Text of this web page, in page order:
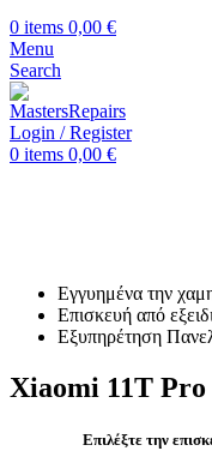
0 items 0,00 €
Menu
Search
Login / Register
0 items 0,00 €
Εγγυημένα την
Επισκευή από
Εξυπηρέτηση
Xiaomi 11T Pro
Επιλέξτε την